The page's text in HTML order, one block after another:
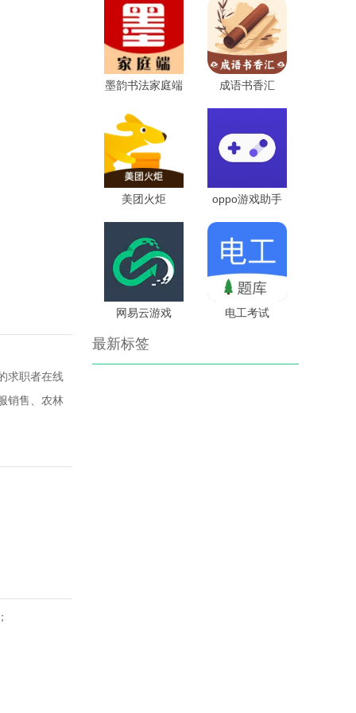
求职者在线
销售、农林
墨韵书法家庭端 成语书香汇
美团火炬
oppo游戏助手
网易云游戏 电工考试
最新标签